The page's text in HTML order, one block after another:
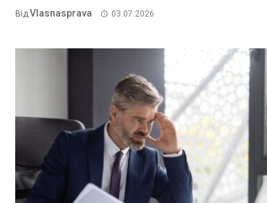
ВідVlasnasprava 03.07.2026